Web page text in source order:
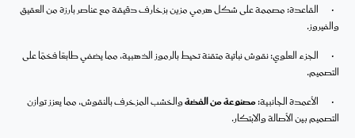
•
القاعدة:مصممة على شكل هرمي مزين بزخارف دقيقة مع عناصر بارزة من العقيق
والفيروز.
•
الجزء العلوي:نقوش نباتية متقنة تحيط بالرموز الذهبية، مما يضفي طابعًا فخمًا على
التصميم.
•
الأعمدة الجانبية:مصنوعة من الفضةوالخشب المزخرف بالنقوش، مما يعزز توازن
التصميم بين الأصالة والابتكار.